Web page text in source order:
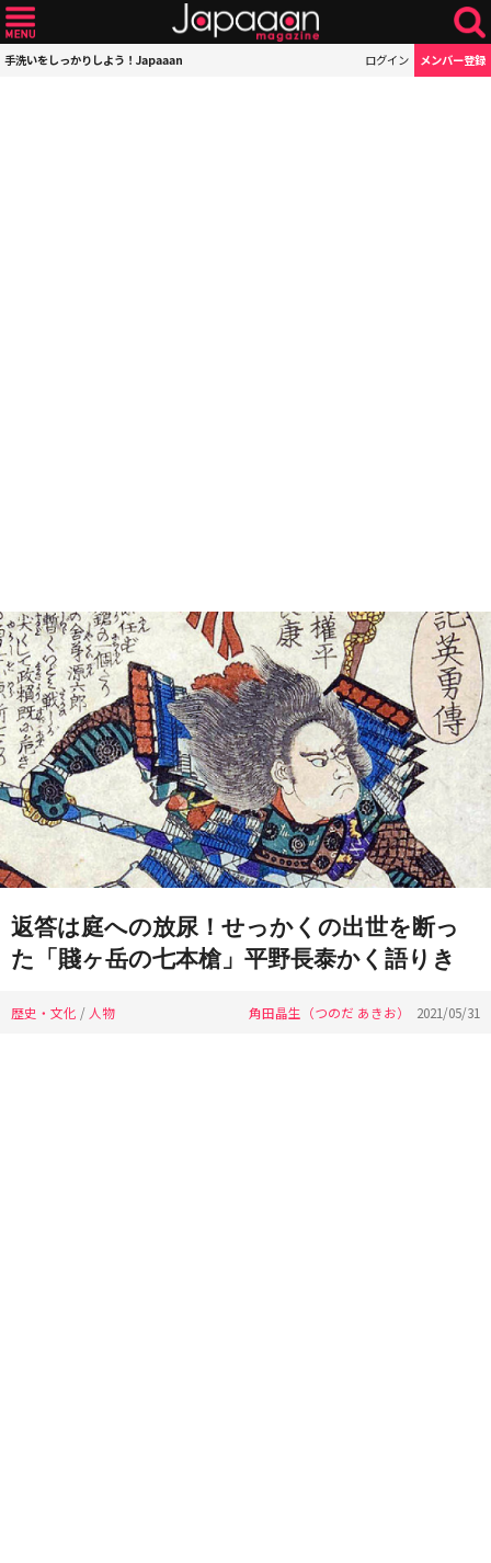
手洗いをしっかりしよう！Japaaan ログイン メンバー登録
返答は庭への放尿！せっかくの出世を断っ
た「賤ヶ岳の七本槍」平野長泰かく語りき
歴史・文化 / 人物 角田晶生（つのだ あきお） 2021/05/31